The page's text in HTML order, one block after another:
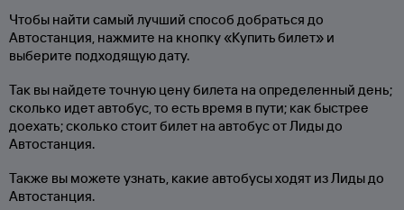
Чтобы найти самый лучший способ добраться до
Автостанция, нажмите на кнопку «Купить билет» и
выберите подходящую дату.
Так вы найдете точную цену билета на определенный день;
сколько идет автобус, то есть время в пути; как быстрее
доехать; сколько стоит билет на автобус от Лиды до
Автостанция.
Также вы можете узнать, какие автобусы ходят из Лиды до
Автостанция.